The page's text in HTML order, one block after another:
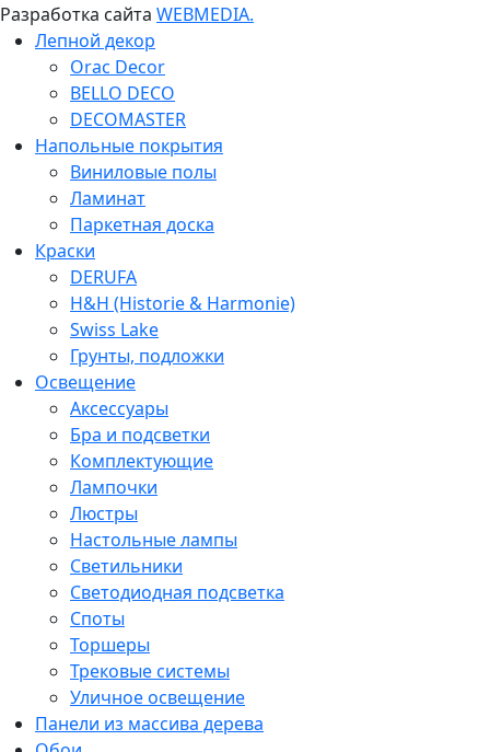
Разработка сайта WEBMEDIA.
Лепной декор
Orac Decor
BELLO DECO
DECOMASTER
Напольные покрытия
Виниловые полы
Ламинат
Паркетная доска
Краски
DERUFA
H&H (Historie & Harmonie)
Swiss Lake
Грунты, подложки
Освещение
Аксессуары
Бра и подсветки
Комплектующие
Лампочки
Люстры
Настольные лампы
Светильники
Светодиодная подсветка
Споты
Торшеры
Трековые системы
Уличное освещение
Панели из массива дерева